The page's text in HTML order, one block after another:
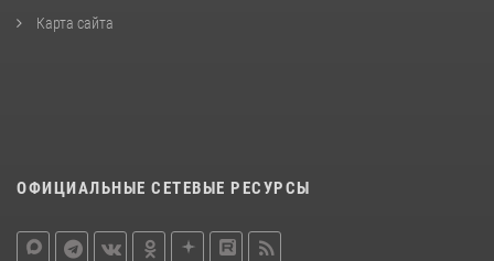
Карта сайта
ОФИЦИАЛЬНЫЕ СЕТЕВЫЕ РЕСУРСЫ